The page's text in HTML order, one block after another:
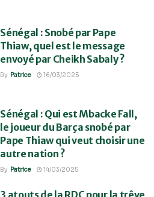
Sénégal : Snobé par Pape
Thiaw, quel est le message
envoyé par Cheikh Sabaly ?
By Patrice 16/03/2025
Sénégal : Qui est Mbacke Fall,
le joueur du Barça snobé par
Pape Thiaw qui veut choisir une
autre nation ?
By Patrice 14/03/2025